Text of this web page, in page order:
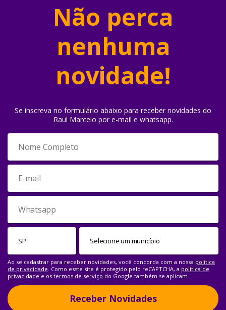
Não perca
nenhuma
novidade!
Se inscreva no formulário abaixo para receber novidades do
Raul Marcelo por e-mail e whatsapp.
Ao se cadastrar para receber novidades, você concorda com a nossa política
de privacidade. Como esste site é protegido pelo reCAPTCHA, a política de
privacidade e os termos de serviço do Google também se aplicam.
Receber Novidades